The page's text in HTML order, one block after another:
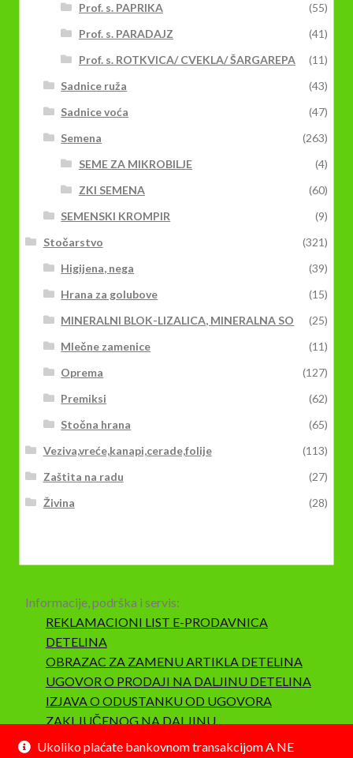
Ukoliko plaćate bankovnom transakcijom A NE
Prof. s. PAPRIKA
(55)
Prof. s. PARADAJZ
(41)
Prof. s. ROTKVICA/ CVEKLA/ ŠARGAREPA
(11)
Sadnice ruža
(43)
Sadnice voća
(47)
Semena
(263)
SEME ZA MIKROBILJE
(4)
ZKI SEMENA
(60)
SEMENSKI KROMPIR
(9)
Stočarstvo
(321)
Higijena, nega
(39)
Hrana za golubove
(15)
MINERALNI BLOK-LIZALICA, MINERALNA SO
(25)
Mlečne zamenice
(11)
Oprema
(127)
Premiksi
(62)
Stočna hrana
(65)
Veziva,vreće,kanapi,cerade,folije
(113)
Zaštita na radu
(27)
Živina
(28)
Informacije, podrška i servis:
REKLAMACIONI LIST E-PRODAVNICA
DETELINA
OBRAZAC ZA ZAMENU ARTIKLA DETELINA
UGOVOR O PRODAJI NA DALJINU DETELINA
IZJAVA O ODUSTANKU OD UGOVORA
ZAKLJUČENOG NA DALJINU
SAOBRAZNOST I REKLAMACIJA